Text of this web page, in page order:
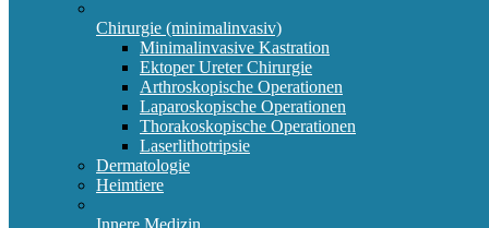
Chirurgie (minimalinvasiv)
Minimalinvasive Kastration
Ektoper Ureter Chirurgie
Arthroskopische Operationen
Laparoskopische Operationen
Thorakoskopische Operationen
Laserlithotripsie
Dermatologie
Heimtiere